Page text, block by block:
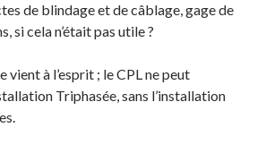
de blindage et de câblage, gage de
si cela n’était pas utile ?
vient à l’esprit ; le CPL ne peut
Triphasée, sans l’installation